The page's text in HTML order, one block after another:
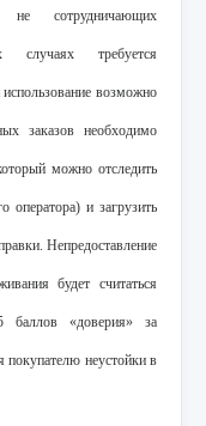
не сотрудничающих
случаях требуется
возможно
заказов необходимо
можно отследить
оператора) и загрузить
Непредоставление
будет считаться
баллов «доверия» за
покупателю неустойки в